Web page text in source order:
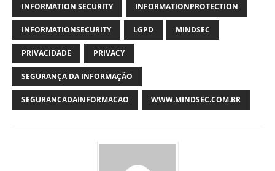
INFORMATION SECURITY INFORMATIONPROTECTION
INFORMATIONSECURITY LGPD MINDSEC
PRIVACIDADE PRIVACY
SEGURANÇA DA INFORMAÇÃO
SEGURANCADAINFORMACAO WWW.MINDSEC.COM.BR